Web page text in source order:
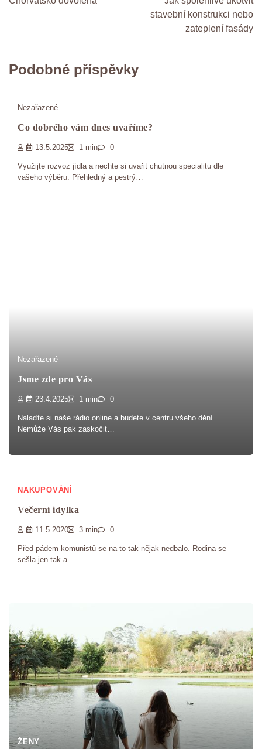
stavební konstrukci nebo
zateplení fasády
Podobné příspěvky
Nezařazené
Co dobrého vám dnes uvaříme?
13.5.2025 1 min 0
Využijte rozvoz jídla a nechte si uvařit chutnou specialitu dle
vašeho výběru. Přehledný a pestrý…
Nezařazené
Jsme zde pro Vás
23.4.2025 1 min 0
Nalaďte si naše rádio online a budete v centru všeho dění.
Nemůže Vás pak zaskočit…
NAKUPOVÁNÍ
Večerní idylka
11.5.2020 3 min 0
Před pádem komunistů se na to tak nějak nedbalo. Rodina se
sešla jen tak a…
ŽENY